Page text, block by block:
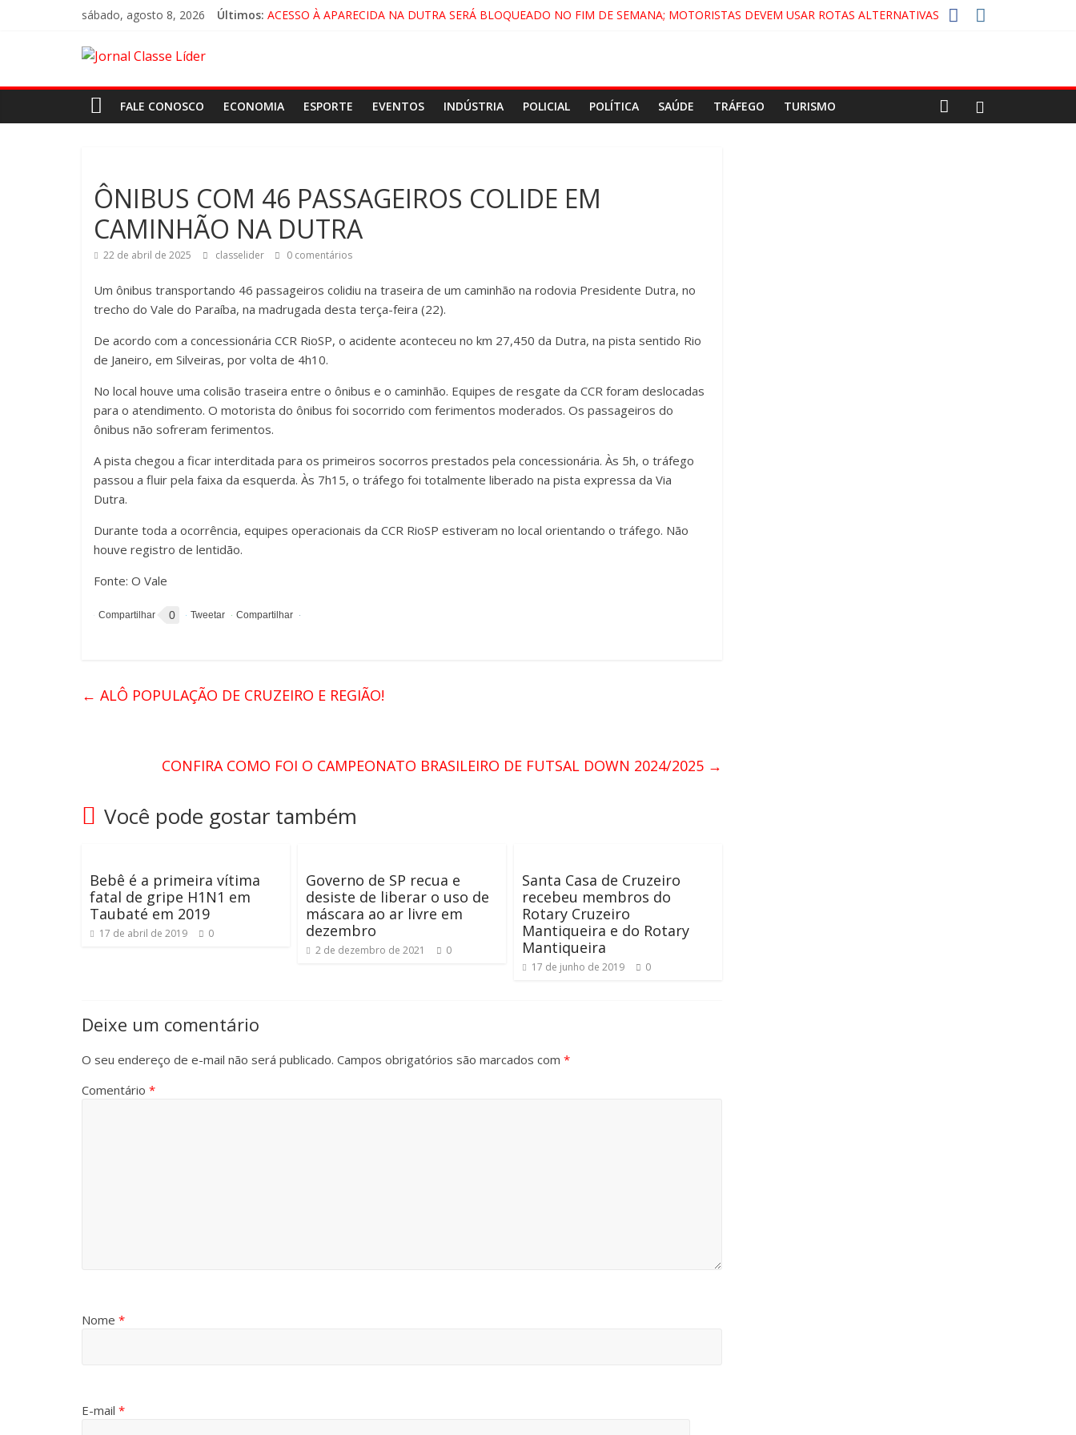
sábado, agosto 8, 2026 Últimos: ACESSO À APARECIDA NA DUTRA SERÁ BLOQUEADO NO FIM DE SEMANA; MOTORISTAS DEVEM USAR ROTAS ALTERNATIVAS
“HÁ PRESENÇA DO COMANDO VERMELHO NO VALE”, AFIRMA PROMOTOR DO GAECO
FALE CONOSCO
ECONOMIA ESPORTE EVENTOS INDÚSTRIA POLICIAL POLÍTICA SAÚDE TRÁFEGO TURISMO
ÔNIBUS COM 46 PASSAGEIROS COLIDE EM
CAMINHÃO NA DUTRA
22 de abril de 2025 classelider 0 comentários
Um ônibus transportando 46 passageiros colidiu na traseira de um caminhão na rodovia Presidente Dutra, no
trecho do Vale do Paraíba, na madrugada desta terça-feira (22).
De acordo com a concessionária CCR RioSP, o acidente aconteceu no km 27,450 da Dutra, na pista sentido Rio
de Janeiro, em Silveiras, por volta de 4h10.
No local houve uma colisão traseira entre o ônibus e o caminhão. Equipes de resgate da CCR foram deslocadas
para o atendimento. O motorista do ônibus foi socorrido com ferimentos moderados. Os passageiros do
ônibus não sofreram ferimentos.
A pista chegou a ficar interditada para os primeiros socorros prestados pela concessionária. Às 5h, o tráfego
passou a fluir pela faixa da esquerda. Às 7h15, o tráfego foi totalmente liberado na pista expressa da Via
Dutra.
Durante toda a ocorrência, equipes operacionais da CCR RioSP estiveram no local orientando o tráfego. Não
houve registro de lentidão.
Fonte: O Vale
0
← ALÔ POPULAÇÃO DE CRUZEIRO E REGIÃO!
CONFIRA COMO FOI O CAMPEONATO BRASILEIRO DE FUTSAL DOWN 2024/2025 →
Você pode gostar também
Bebê é a primeira vítima
fatal de gripe H1N1 em
Taubaté em 2019
17 de abril de 2019 0
Governo de SP recua e
desiste de liberar o uso de
máscara ao ar livre em
dezembro
2 de dezembro de 2021 0
Santa Casa de Cruzeiro
recebeu membros do
Rotary Cruzeiro
Mantiqueira e do Rotary
Mantiqueira
17 de junho de 2019 0
Deixe um comentário
O seu endereço de e-mail não será publicado. Campos obrigatórios são marcados com *
Comentário *
Nome *
E-mail *